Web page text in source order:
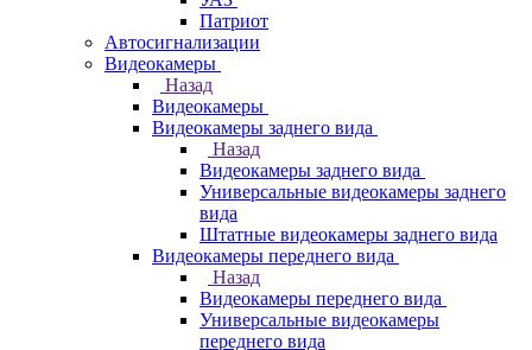
Патриот
Автосигнализации
Видеокамеры
Назад
Видеокамеры
Видеокамеры заднего вида
Назад
Видеокамеры заднего вида
Универсальные видеокамеры заднего
вида
Штатные видеокамеры заднего вида
Видеокамеры переднего вида
Назад
Видеокамеры переднего вида
Универсальные видеокамеры
переднего вида